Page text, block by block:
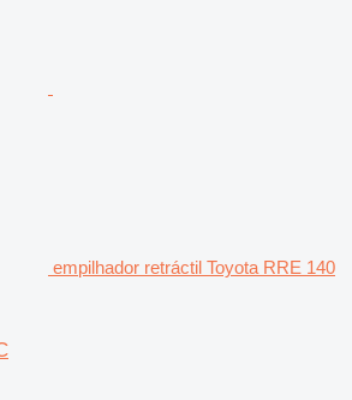
empilhador retráctil Toyota RRE 140